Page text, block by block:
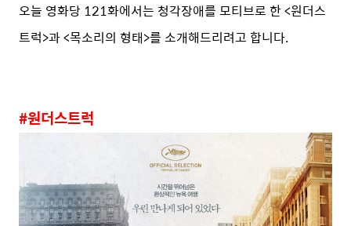
오늘 영화당 121화에서는 청각장애를 모티브로 한 <원더스
트럭>과 <목소리의 형태>를 소개해드리려고 합니다.
#원더스트럭